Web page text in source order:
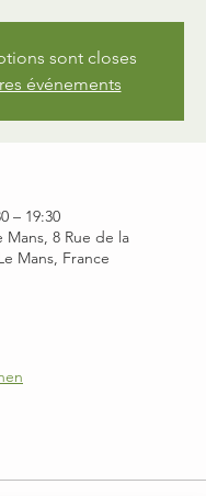
sont closes
événements
– 19:30
Mans, 8 Rue de la
Mans, France